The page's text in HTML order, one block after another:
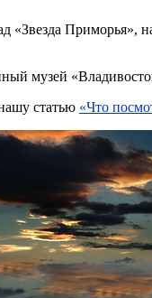
«Звезда
музей
статью «Что